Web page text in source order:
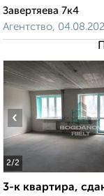
Завертяева 7к4
Агентство,
2/2
‹
3-к квартира,